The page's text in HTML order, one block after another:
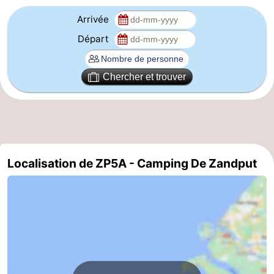
-
Médicales
Région
Zeeland
Duiveland
-
Arrivée
Départ
Chercher et trouver
Localisation de ZP5A - Camping De Zandput